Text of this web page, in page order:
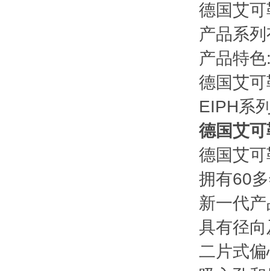
德国艾
产品系
产品特色
德国艾
EIPH系
德国艾
德国艾
拥有60
新一代
具有径
二片式